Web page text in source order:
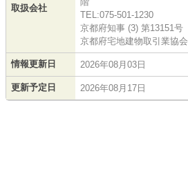
取扱会社
TEL:075-501-1230
京都府知事 (3) 第13151号
京都府宅地建物取引業協会
情報更新日 2026年08月03日
更新予定日 2026年08月17日